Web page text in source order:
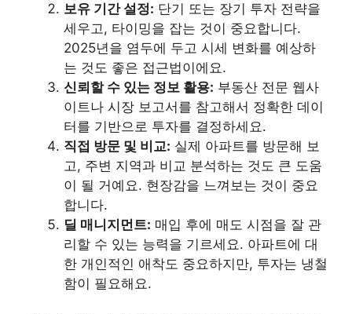
보유 기간 설정: 단기 또는 장기 투자 전략을
세우고, 타이밍을 잡는 것이 중요합니다.
2025년을 염두에 두고 시세 변화를 예상하
는 것도 좋은 접근법이에요.
신뢰할 수 있는 정보 활용: 부동산 전문 웹사
이트나 시장 보고서를 참고해서 정확한 데이
터를 기반으로 투자를 결정하세요.
직접 방문 및 비교: 실제 아파트를 방문해 보
고, 주변 지역과 비교 분석하는 것도 큰 도움
이 될 거예요. 현장감을 느껴보는 것이 중요
합니다.
딜 매니지먼트: 매입 후에 매도 시점을 잘 관
리할 수 있는 능력을 기르세요. 아파트에 대
한 개인적인 애착도 중요하지만, 투자는 냉철
함이 필요해요.